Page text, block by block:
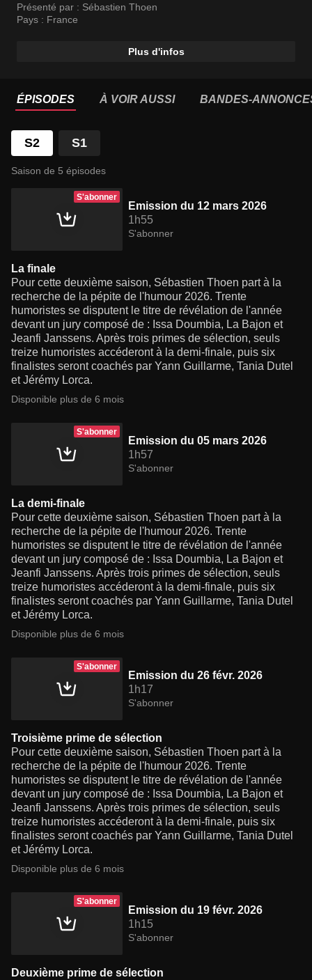
Présenté par : Sébastien Thoen
Pays : France
Plus d'infos
ÉPISODES À VOIR AUSSI BANDES-
S2 S1
Saison de 5 épisodes
S'abonner
Emission du 12 mars 2026
1h55
S'abonner
La finale
Pour cette deuxième saison, Sébastien Thoen part à la
recherche de la pépite de l'humour 2026. Trente
humoristes se disputent le titre de révélation de l'année
devant un jury composé de : Issa Doumbia, La Bajon et
Jeanfi Janssens. Après trois primes de sélection, seuls
treize humoristes accéderont à la demi-finale, puis six
finalistes seront coachés par Yann Guillarme, Tania Dutel
et Jérémy Lorca.
Disponible plus de 6 mois
S'abonner
Emission du 05 mars 2026
1h57
S'abonner
La demi-finale
Pour cette deuxième saison, Sébastien Thoen part à la
recherche de la pépite de l'humour 2026. Trente
humoristes se disputent le titre de révélation de l'année
devant un jury composé de : Issa Doumbia, La Bajon et
Jeanfi Janssens. Après trois primes de sélection, seuls
treize humoristes accéderont à la demi-finale, puis six
finalistes seront coachés par Yann Guillarme, Tania Dutel
et Jérémy Lorca.
Disponible plus de 6 mois
S'abonner
Emission du 26 févr. 2026
1h17
S'abonner
Troisième prime de sélection
Pour cette deuxième saison, Sébastien Thoen part à la
recherche de la pépite de l'humour 2026. Trente
humoristes se disputent le titre de révélation de l'année
devant un jury composé de : Issa Doumbia, La Bajon et
Jeanfi Janssens. Après trois primes de sélection, seuls
treize humoristes accéderont à la demi-finale, puis six
finalistes seront coachés par Yann Guillarme, Tania Dutel
et Jérémy Lorca.
Disponible plus de 6 mois
S'abonner
Emission du 19 févr. 2026
1h15
S'abonner
Deuxième prime de sélection